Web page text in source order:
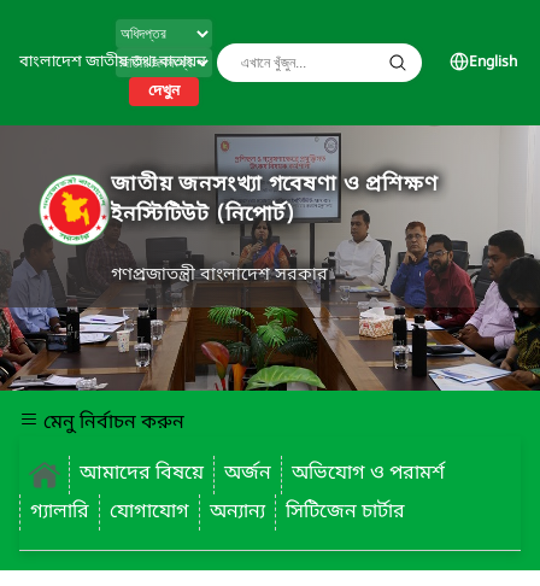
বাংলাদেশ জাতীয় তথ্য বাতায়ন
দেখুন
English
জাতীয় জনসংখ্যা গবেষণা ও প্রশিক্ষণ
ইনস্টিটিউট (নিপোর্ট)
গণপ্রজাতন্ত্রী বাংলাদেশ সরকার
মেনু নির্বাচন করুন
আমাদের বিষয়ে
অর্জন
অভিযোগ ও পরামর্শ
গ্যালারি
যোগাযোগ অন্যান্য সিটিজেন চার্টার